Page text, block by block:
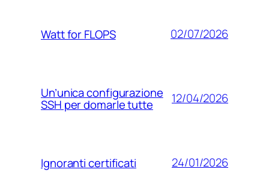
Watt for FLOPS 02/07/2026
Un’unica configurazione
SSH per domarle tutte 12/04/2026
Ignoranti certificati 24/01/2026